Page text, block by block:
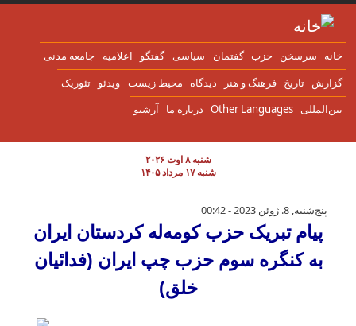
به محتوای اصلی
سرسخن حزب گفتمان سياسی گفتگو اعلاميه جامعه مدنی
تاریخ فرهنگ و هنر دیدگاه محیط زیست ویدئو تئوریک
Other Languages درباره ما آرشیو
شنبه ۸ اوت ۲۰۲۶
شنبه ۱۷ مرداد ۱۴۰۵
پیام تبریک حزب کومه‌له کردستان ایران به
پنج‌شنبه, 8. ژوئن 2023 - 00:42
پیام تبریک حزب کومه‌له کردستان ایران
به کنگره سوم حزب چپ ایران (فدائیان
خلق)